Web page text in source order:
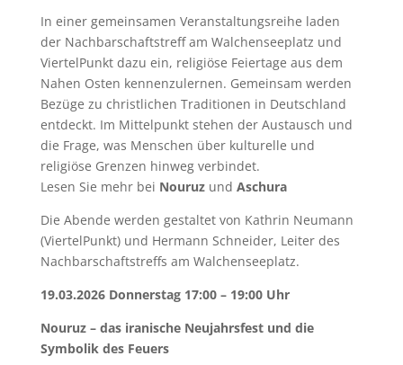
In einer gemeinsamen Veranstaltungsreihe laden
der Nachbarschaftstreff am Walchenseeplatz und
ViertelPunkt dazu ein, religiöse Feiertage aus dem
Nahen Osten kennenzulernen. Gemeinsam werden
Bezüge zu christlichen Traditionen in Deutschland
entdeckt. Im Mittelpunkt stehen der Austausch und
die Frage, was Menschen über kulturelle und
religiöse Grenzen hinweg verbindet.
Lesen Sie mehr bei Nouruzund Aschura
Die Abende werden gestaltet von Kathrin Neumann
(ViertelPunkt) und Hermann Schneider, Leiter des
Nachbarschaftstreffs am Walchenseeplatz.
19.03.2026 Donnerstag 17:00 – 19:00 Uhr
Nouruz – das iranische Neujahrsfest und die
Symbolik des Feuers